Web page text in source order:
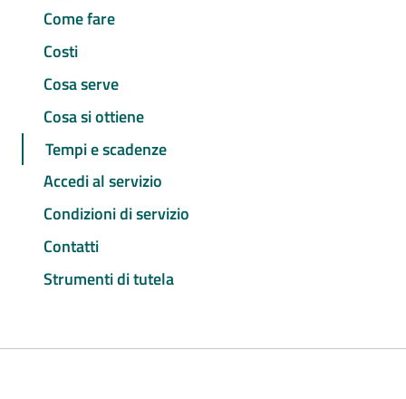
Come fare
Costi
Cosa serve
Cosa si ottiene
Tempi e scadenze
Accedi al servizio
Condizioni di servizio
Contatti
Strumenti di tutela